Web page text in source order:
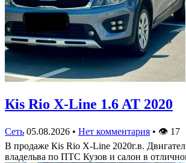
Кis Rio X-Line 1.6 AT 2020
Сеть 05.08.2026 • Нет комментария • 👁 17
В продаже Кis Rio X-Line 2020г.в.
владельва по ПТС Кузов и салон в